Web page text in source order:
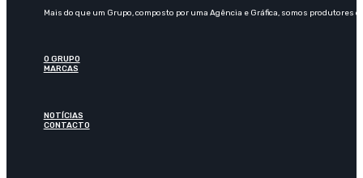
Mais do que um Grupo, composto por uma Agência e Gráfica, somos produtores
O GRUPO
MARCAS
NOTÍCIAS
CONTACTO